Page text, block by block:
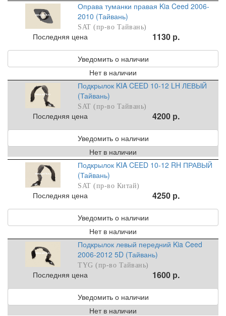
Оправа туманки правая Kia Ceed 2006-
2010 (Тайвань)
SAT (пр-во Тайвань)
Последняя цена 1130 р.
Уведомить о наличии
Нет в наличии
Подкрылок KIA CEED 10-12 LH ЛЕВЫЙ
(Тайвань)
SAT (пр-во Тайвань)
Последняя цена 4200 р.
Уведомить о наличии
Нет в наличии
Подкрылок KIA CEED 10-12 RH ПРАВЫЙ
(Тайвань)
SAT (пр-во Китай)
Последняя цена 4250 р.
Уведомить о наличии
Нет в наличии
Подкрылок левый передний Kia Ceed
2006-2012 5D (Тайвань)
TYG (пр-во Тайвань)
Последняя цена 1600 р.
Уведомить о наличии
Нет в наличии